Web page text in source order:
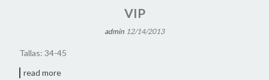
VIP
admin 12/14/2013
Tallas: 34-45
read more